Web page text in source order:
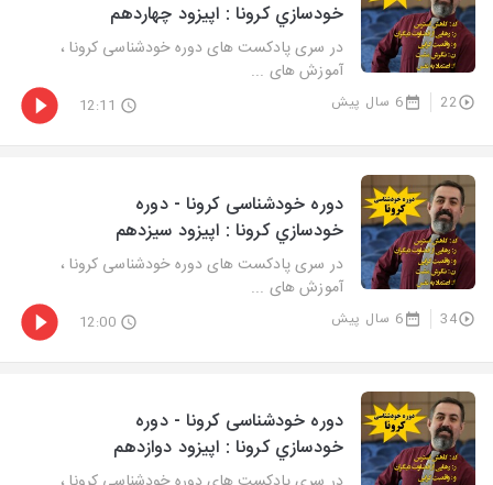
خودسازي كرونا : اپيزود چهاردهم
در سری پادکست های دوره خودشناسی کرونا ،
آموزش های ...
22 6 سال پیش 12:11
دوره خودشناسی کرونا - دوره
خودسازي كرونا : اپيزود سيزدهم
در سری پادکست های دوره خودشناسی کرونا ،
آموزش های ...
34 6 سال پیش 12:00
دوره خودشناسی کرونا - دوره
خودسازي كرونا : اپيزود دوازدهم